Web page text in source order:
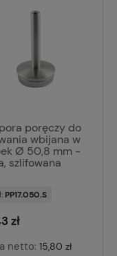
poręczy do
wbijana w
Ø 50,8 mm -
szlifowana
PP17.050.S
zł
netto:15,80 zł